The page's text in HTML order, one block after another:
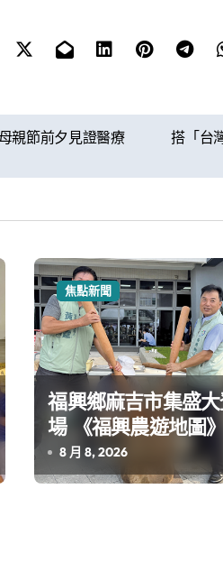
親節前夕見證醫療
搭「台
焦點新聞
福興鄉麻吉市集盛
場 《福興農遊地圖》啟
動深度農遊新體驗
8 月 8, 2026